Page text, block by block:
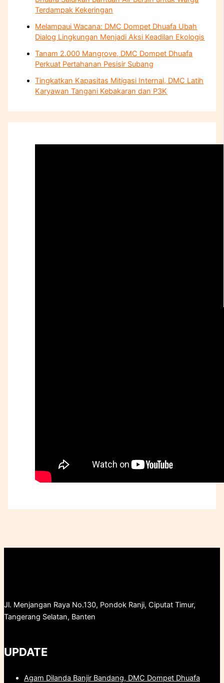
Terdampak Kekeringan
Melampaui Wacana: DMC Dompet Dhuafa Ubah
Dialog Lingkungan Menjadi Aksi Keadilan Ekologis
Tanam 2.000 Mangrove, DMC Dompet Dhuafa
Perkuat Pertahanan Pesisir Subang
Tingkatkan Kapasitas Mitigasi Internal, DMC Latih
Karyawan Tangani Kebakaran dan P3K
Jl. Menjangan Raya No.130, Pondok Ranji, Ciputat Timur,
Tangerang Selatan, Banten
UPDATE
Agam Dilanda Banjir Bandang, DMC Dompet Dhuafa